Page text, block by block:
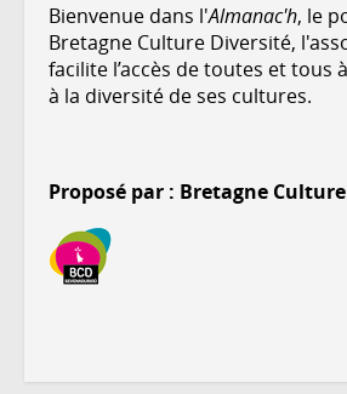
Bienvenue dans l'Almanac'h, le
Bretagne Culture Diversité,
facilite l’accès de toutes et tous
à la diversité de ses cultures.
Proposé par : Bretagne